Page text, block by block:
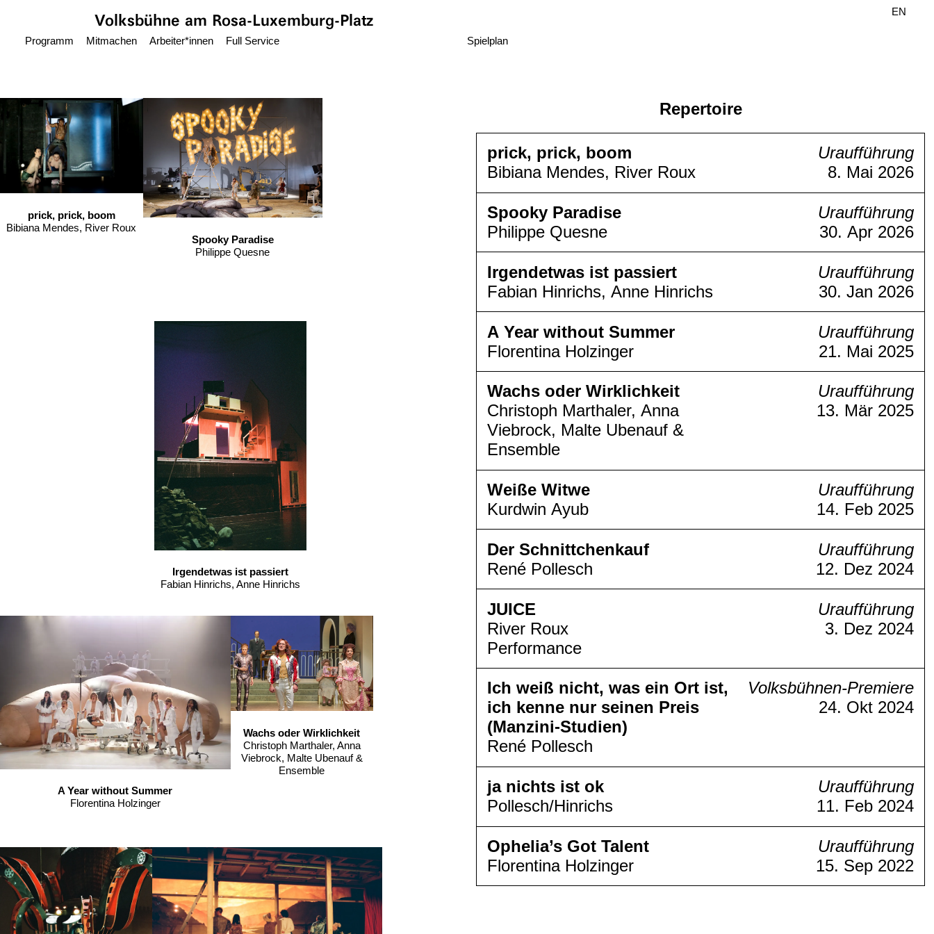
Volksbühne am Rosa-Luxemburg-Platz
Programm Mitmachen Arbeiter*innen Full Service Spielplan
DE
EN
prick, prick, boom
Bibiana Mendes, River Roux
Spooky Paradise
Philippe Quesne
Irgendetwas ist passiert
Fabian Hinrichs, Anne Hinrichs
A Year without Summer
Florentina Holzinger
Wachs oder Wirklichkeit
Christoph Marthaler, Anna
Viebrock, Malte Ubenauf &
Ensemble
Repertoire
prick, prick, boom
Bibiana Mendes, River Roux
Uraufführung
8. Mai 2026
Spooky Paradise
Philippe Quesne
Uraufführung
30. Apr 2026
Irgendetwas ist passiert
Fabian Hinrichs, Anne Hinrichs
Uraufführung
30. Jan 2026
A Year without Summer
Florentina Holzinger
Uraufführung
21. Mai 2025
Wachs oder Wirklichkeit
Christoph Marthaler, Anna
Viebrock, Malte Ubenauf &
Ensemble
Uraufführung
13. Mär 2025
Weiße Witwe
Kurdwin Ayub
Uraufführung
14. Feb 2025
Der Schnittchenkauf
René Pollesch
Uraufführung
12. Dez 2024
JUICE
River Roux
Performance
Uraufführung
3. Dez 2024
Ich weiß nicht, was ein Ort ist,
ich kenne nur seinen Preis
(Manzini-Studien)
René Pollesch
Volksbühnen-Premiere
24. Okt 2024
ja nichts ist ok
Pollesch/Hinrichs
Uraufführung
11. Feb 2024
Ophelia’s Got Talent
Florentina Holzinger
Uraufführung
15. Sep 2022